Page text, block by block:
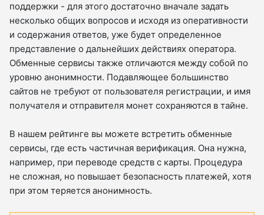
поддержки - для этого достаточно вначале задать
несколько общих вопросов и исходя из оперативности
и содержания ответов, уже будет определенное
представление о дальнейших действиях оператора.
Обменные сервисы также отличаются между собой по
уровню анонимности. Подавляющее большинство
сайтов не требуют от пользователя регистрации, и имя
получателя и отправителя монет сохраняются в тайне.
В нашем рейтинге вы можете встретить обменные
сервисы, где есть частичная верификация. Она нужна,
например, при переводе средств с карты. Процедура
не сложная, но повышает безопасность платежей, хотя
при этом теряется анонимность.